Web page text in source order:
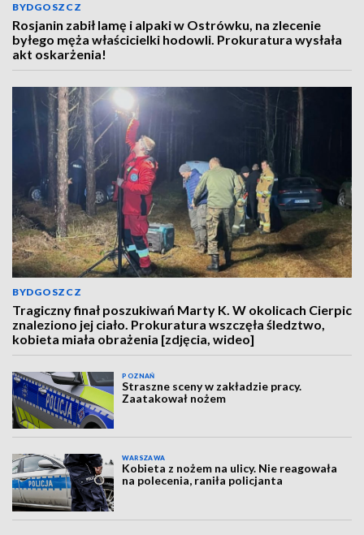
BYDGOSZCZ
Rosjanin zabił lamę i alpaki w Ostrówku, na zlecenie
byłego męża właścicielki hodowli. Prokuratura wysłała
akt oskarżenia!
BYDGOSZCZ
Tragiczny finał poszukiwań Marty K. W okolicach Cierpic
znaleziono jej ciało. Prokuratura wszczęła śledztwo,
kobieta miała obrażenia [zdjęcia, wideo]
POZNAŃ
Straszne sceny w zakładzie pracy.
Zaatakował nożem
WARSZAWA
Kobieta z nożem na ulicy. Nie reagowała
na polecenia, raniła policjanta